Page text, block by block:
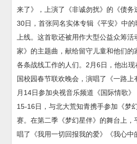
来了》，上演了《非诚勿扰》的《债务
30日，首张同名实体专辑《平安》中
上线。这首歌还被用作大型公益众筹
家》的主题曲，献给留守儿童和他们
各条战线工作的人们。2月6日，他出
国校园春节联欢晚会，演唱了《一路上
月14日参加央视音乐频道《国际情歌
15-16日，与北大荒知青携手参加《梦
赛。在第二季《梦幻星伴》的舞台上，
唱了《我用一切回报我的爱》《我心中